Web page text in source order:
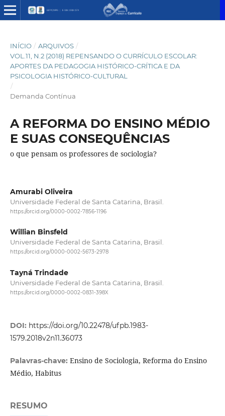
INÍCIO / ARQUIVOS /
VOL.11, N.2 (2018) REPENSANDO O CURRÍCULO ESCOLAR:
APORTES DA PEDAGOGIA HISTÓRICO-CRÍTICA E DA
PSICOLOGIA HISTÓRICO-CULTURAL
/
Demanda Contínua
A REFORMA DO ENSINO MÉDIO
E SUAS CONSEQUÊNCIAS
o que pensam os professores de sociologia?
Amurabi Oliveira
Universidade Federal de Santa Catarina, Brasil.
https://orcid.org/0000-0002-7856-1196
Willian Binsfeld
Universidade Federal de Santa Catarina, Brasil.
https://orcid.org/0000-0002-5673-2978
Tayná Trindade
Universidade Federal de Santa Catarina, Brasil.
https://orcid.org/0000-0002-0831-398X
DOI: https://doi.org/10.22478/ufpb.1983-
1579.2018v2n11.36073
Palavras-chave: Ensino de Sociologia, Reforma do Ensino
Médio, Habitus
RESUMO